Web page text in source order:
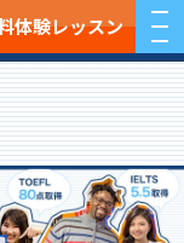
体験レッスン